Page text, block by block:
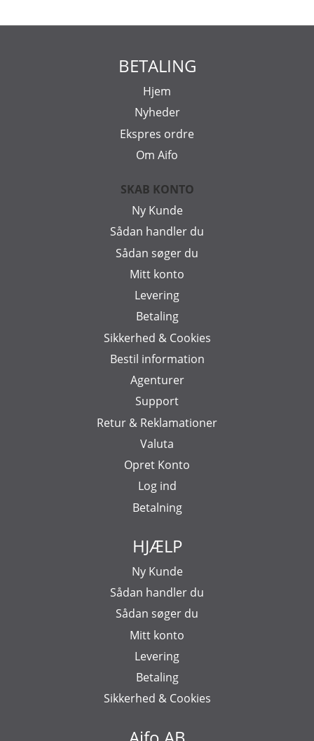
BETALING
Hjem
Nyheder
Ekspres ordre
Om Aifo
SKAB KONTO
Ny Kunde
Sådan handler du
Sådan søger du
Mitt konto
Levering
Betaling
Sikkerhed & Cookies
Bestil information
Agenturer
Support
Retur & Reklamationer
Valuta
Opret Konto
Log ind
Betalning
HJÆLP
Ny Kunde
Sådan handler du
Sådan søger du
Mitt konto
Levering
Betaling
Sikkerhed & Cookies